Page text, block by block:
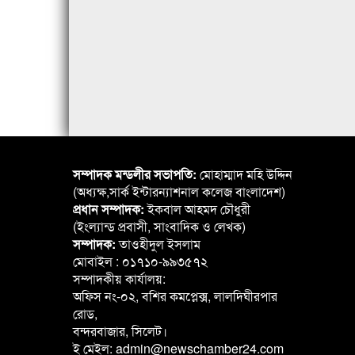
সম্পাদক মন্ডলীর সভাপতি: মোহাম্মাদ মহি উদ্দিন
(অধ্যক্ষ,সার্ক ইন্টারন্যাশনাল কলেজ বাংলাদেশ)
প্রধান সম্পাদক:ইকবাল আহমদ চৌধুরী
(ইংল্যান্ড প্রবাসী, সাংবাদিক ও লেখক)
সম্পাদক:তাওহীদুল ইসলাম
মোবাইল : ০১৭১০-৯৯৩৫৭২
সম্পাদকীয় কার্যালয়:
অফিস নং-০২, বশির কমপ্লেক্স, লালদিঘীরপার
রোড,
বন্দরবাজার, সিলেট।
ই মেইল: admin@newschamber24.com